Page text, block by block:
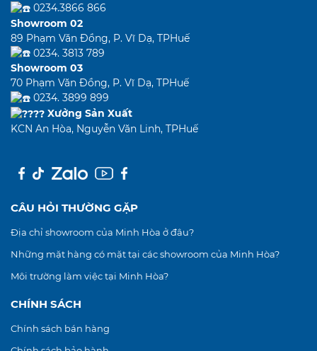
0234.3866 866
Showroom 02
89 Phạm Văn Đồng, P. Vĩ Dạ, TPHuế
0234. 3813 789
Showroom 03
70 Phạm Văn Đồng, P. Vĩ Dạ, TPHuế
0234. 3899 899
Xưởng Sản Xuất
KCN An Hòa, Nguyễn Văn Linh, TPHuế
CÂU HỎI THƯỜNG GẶP
Địa chỉ showroom của Minh Hòa ở đâu?
Những mặt hàng có mặt tại các showroom của Minh Hòa?
Môi trường làm việc tại Minh Hòa?
CHÍNH SÁCH
Chính sách bán hàng